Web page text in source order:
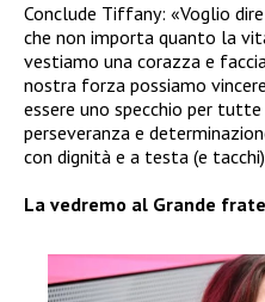
Conclude Tiffany: «Voglio
che non importa quanto la
vestiamo una corazza e
nostra forza possiamo
essere uno specchio per
perseveranza e
con dignità e a testa (e
La vedremo al Grande